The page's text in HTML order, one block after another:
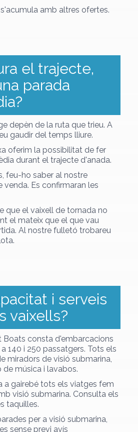
amb altres ofertes.
el trajecte,
parada
depèn de la ruta que trieu. A
gaudir del temps lliure.
oferim la possibilitat de fer
durant el trajecte d'anada.
feu-ho saber al nostre
venda. Es confirmaran les
que el vaixell de tornada no
el mateix que el que vau
Al nostre fulletó trobareu
i serveis
vaixells?
Boats consta d'embarcacions
140 i 250 passatgers. Tots els
miradors de visió submarina,
de música i lavabos.
a gairebé tots els viatges fem
visió submarina. Consulta els
taquilles.
per a visió submarina,
sense previ avís